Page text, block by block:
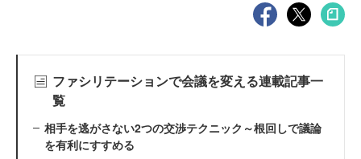
ファシリテーションで会議を変える連載記事一
覧
相手を逃がさない2つの交渉テクニック～根回しで議論
を有利にすすめる